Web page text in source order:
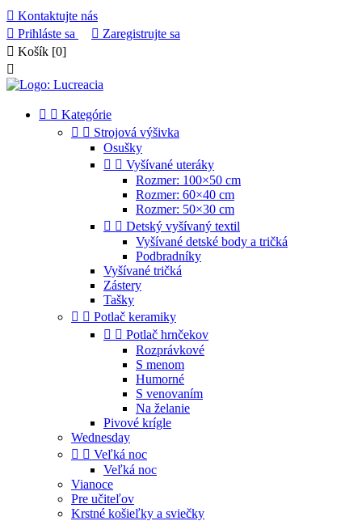
 Kontaktujte nás
 Prihláste sa  Zaregistrujte sa
 Košík [0]

  Kategórie
  Strojová výšivka
Osušky
  Vyšívané uteráky
Rozmer: 100×50 cm
Rozmer: 60×40 cm
Rozmer: 50×30 cm
  Detský vyšívaný textil
Vyšívané detské body a tričká
Podbradníky
Vyšívané tričká
Zástery
Tašky
  Potlač keramiky
  Potlač hrnčekov
Rozprávkové
S menom
Humorné
S venovaním
Na želanie
Pivové krígle
Wednesday
  Veľká noc
Veľká noc
Vianoce
Pre učiteľov
Krstné košieľky a sviečky